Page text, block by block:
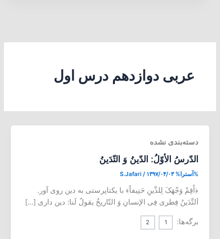
عربی دوازدهم درس اول
دسته‌بندی نشده
الدّرسُ الأوّلُ: الدّینُ وَ التّدَینُ
%آسترا% S.Jafari / ۱۳۹۷/۰۴/۰۳
﴿أَقِمْ وَجْهَکَ لِلدِّینِ حَنِیفاً﴾ با یکتاپرستی به دین روی آور.
اَلتَّدَینُ فِطری فِی الإنسانِ وَ التّاریخُ یقولُ لَنا: دین داری […]
برگه‌ها: 1
2